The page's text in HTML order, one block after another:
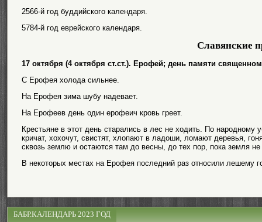
2566-й год буддийского календаря.
5784-й год еврейского календаря.
Славянские
17 октября (4 октября ст.ст.). Ерофей; день памяти
С Ерофея холода сильнее.
На Ерофея зима шубу надевает.
На Ерофеев день один ерофеич кровь греет.
Крестьяне в этот день старались в лес не ходить. По
кричат, хохочут, свистят, хлопают в ладоши, ломают деревья,
сквозь землю и остаются там до весны, до тех пор, пока земля
В некоторых местах на Ерофея последний раз относили лешему
БАБР.КАЛЕНДАРЬ 2023 ГОД